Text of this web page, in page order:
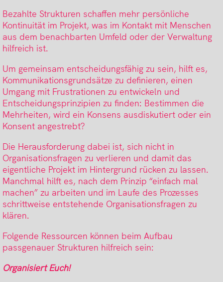
Bezahlte Strukturen schaffen mehr persönliche
Kontinuität im Projekt, was im Kontakt mit Menschen
aus dem benachbarten Umfeld oder der Verwaltung
hilfreich ist.
Um gemeinsam entscheidungsfähig zu sein, hilft es,
Kommunikationsgrundsätze zu definieren, einen
Umgang mit Frustrationen zu entwickeln und
Entscheidungsprinzipien zu finden: Bestimmen die
Mehrheiten, wird ein Konsens ausdiskutiert oder ein
Konsent angestrebt?
Die Herausforderung dabei ist, sich nicht in
Organisationsfragen zu verlieren und damit das
eigentliche Projekt im Hintergrund rücken zu lassen.
Manchmal hilft es, nach dem Prinzip “einfach mal
machen” zu arbeiten und im Laufe des Prozesses
schrittweise entstehende Organisationsfragen zu
klären.
Folgende Ressourcen können beim Aufbau
passgenauer Strukturen hilfreich sein:
Organisiert Euch!